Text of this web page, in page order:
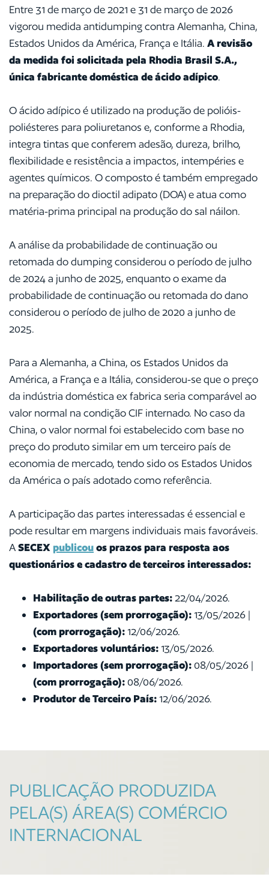
Entre 31 de março de 2021 e 31 de março de 2026
vigorou medida antidumping contra Alemanha, China,
Estados Unidos da América, França e Itália. A revisão
da medida foi solicitada pela Rhodia Brasil S.A.,
única fabricante doméstica de ácido adípico.
O ácido adípico é utilizado na produção de polióis-
poliésteres para poliuretanos e, conforme a Rhodia,
integra tintas que conferem adesão, dureza, brilho,
flexibilidade e resistência a impactos, intempéries e
agentes químicos. O composto é também empregado
na preparação do dioctil adipato (DOA) e atua como
matéria-prima principal na produção do sal náilon.
A análise da probabilidade de continuação ou
retomada do dumping considerou o período de julho
de 2024 a junho de 2025, enquanto o exame da
probabilidade de continuação ou retomada do dano
considerou o período de julho de 2020 a junho de
2025.
Para a Alemanha, a China, os Estados Unidos da
América, a França e a Itália, considerou-se que o preço
da indústria doméstica ex fabrica seria comparável ao
valor normal na condição CIF internado. No caso da
China, o valor normal foi estabelecido com base no
preço do produto similar em um terceiro país de
economia de mercado, tendo sido os Estados Unidos
da América o país adotado como referência.
A participação das partes interessadas é essencial e
pode resultar em margens individuais mais favoráveis.
ASECEX publicouos prazos para resposta aos
questionários e cadastro de terceiros interessados:
Habilitação de outras partes: 22/04/2026.
Exportadores (sem prorrogação):13/05/2026 |
(com prorrogação):12/06/2026.
Exportadores voluntários:13/05/2026.
Importadores (sem prorrogação):08/05/2026 |
(com prorrogação):08/06/2026.
Produtor de Terceiro País:12/06/2026.
PUBLICAÇÃO PRODUZIDA
PELA(S) ÁREA(S) COMÉRCIO
INTERNACIONAL